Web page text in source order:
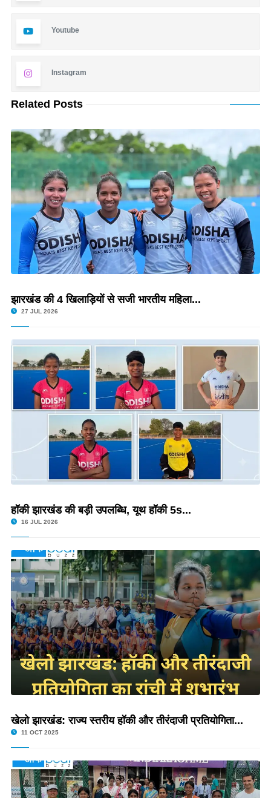
Youtube
Instagram
Related Posts
झारखंड की 4 खिलाड़ियों से सजी भारतीय महिला...
27 JUL 2026
हॉकी झारखंड की बड़ी उपलब्धि, यूथ हॉकी 5s...
16 JUL 2026
खेलो झारखंड: राज्य स्तरीय हॉकी और तीरंदाजी प्रतियोगिता...
11 OCT 2025